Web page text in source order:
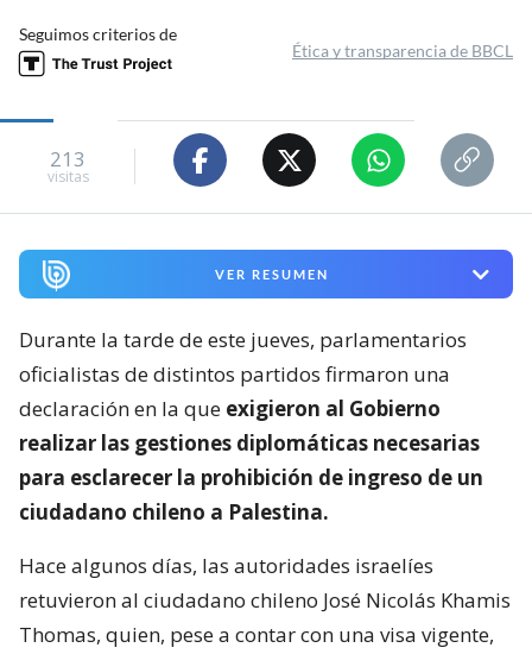
Seguimos criterios de
Ética y transparencia de BBCL
213
visitas
VER RESUMEN
Durante la tarde de este jueves, parlamentarios
oficialistas de distintos partidos firmaron una
declaración en la que exigieron al Gobierno
realizar las gestiones diplomáticas necesarias
para esclarecer la prohibición de ingreso de un
ciudadano chileno a Palestina.
Hace algunos días, las autoridades israelíes
retuvieron al ciudadano chileno José Nicolás Khamis
Thomas, quien, pese a contar con una visa vigente,